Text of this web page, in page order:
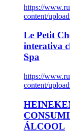
https://
content/
Le Petit
interativa
Spa
https://
content/
ÁLCOOL